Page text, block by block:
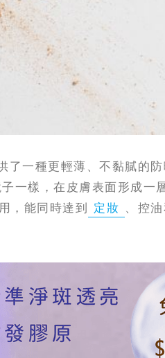
了一種更輕薄、不黏膩的
一樣，在皮膚表面形成一
，能同時達到 定妝 、控